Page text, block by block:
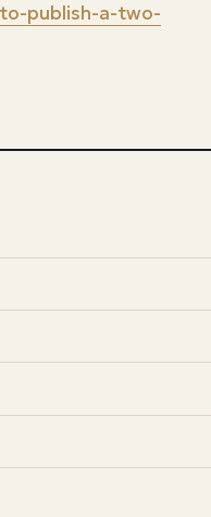
publish-a-two-